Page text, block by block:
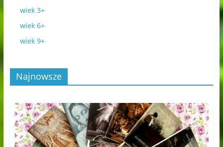
wiek 3+
wiek 6+
wiek 9+
Najnowsze